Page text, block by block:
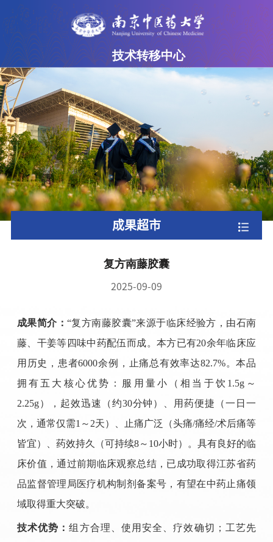
技术转移中心
网站首页
中心简介
成果超市
专家团队
政策法规
下载专区
成果超市
复方南藤胶囊
2025-09-09
成果简介：“复方南藤胶囊”来源于临床经验方，由石南
藤、干姜等四味中药配伍而成。本方已有20余年临床应
用历史，患者6000余例，止痛总有效率达82.7%。本品
拥有五大核心优势：服用量小（相当于饮 1.5g～
2.25g），起效迅速（约30分钟）、用药便捷（一日一
次，通常仅需1 ～ 2天）、止痛广泛（头痛/痛经/术后痛等
皆宜）、药效持久（可持续8～ 10小时）。具有良好的临
床价值，通过前期临床观察总结，已成功取得江苏省药
品监督管理局医疗机构制剂备案号，有望在中药止痛领
域取得重大突破。
技术优势：组方合理、使用安全、疗效确切；工艺先